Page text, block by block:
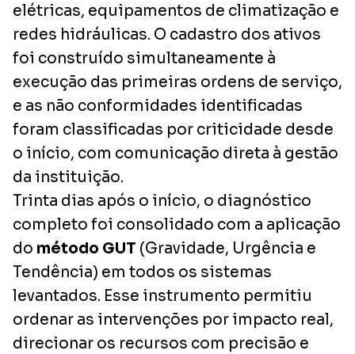
elétricas, equipamentos de climatização e
redes hidráulicas. O cadastro dos ativos
foi construído simultaneamente à
execução das primeiras ordens de serviço,
e as não conformidades identificadas
foram classificadas por criticidade desde
o início, com comunicação direta à gestão
da instituição.
Trinta dias após o início, o diagnóstico
completo foi consolidado com a aplicação
do método GUT (Gravidade, Urgência e
Tendência) em todos os sistemas
levantados. Esse instrumento permitiu
ordenar as intervenções por impacto real,
direcionar os recursos com precisão e